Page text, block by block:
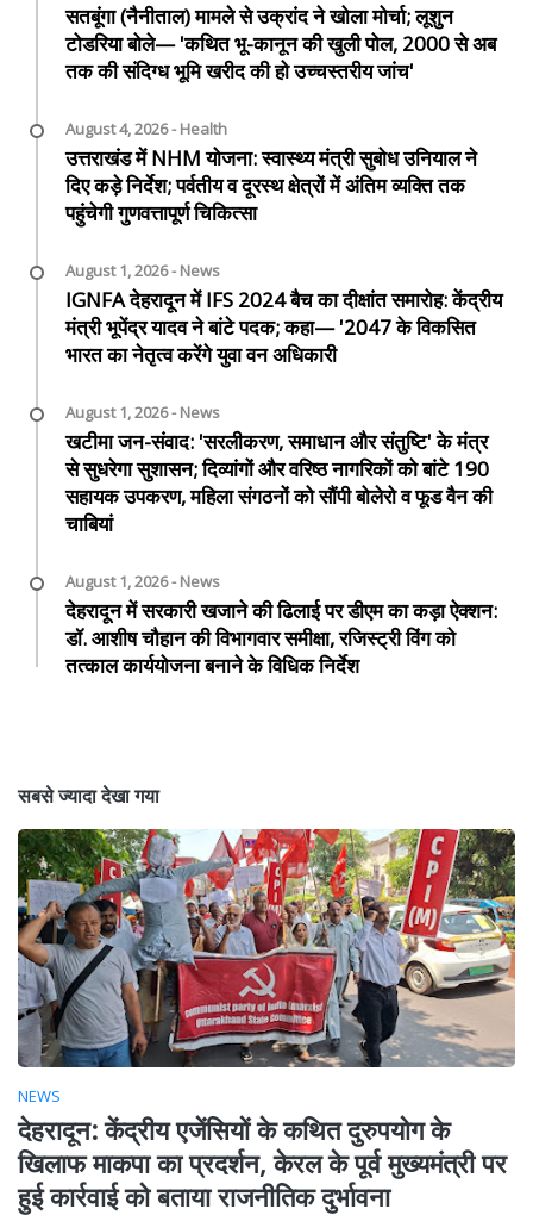
सतबूंगा (नैनीताल) मामले से उक्रांद ने खोला मोर्चा; लूशुन
टोडरिया बोले— 'कथित भू-कानून की खुली पोल, 2000 से अब
तक की संदिग्ध भूमि खरीद की हो उच्चस्तरीय जांच'
August 4, 2026 - Health
उत्तराखंड में NHM योजना: स्वास्थ्य मंत्री सुबोध उनियाल ने
दिए कड़े निर्देश; पर्वतीय व दूरस्थ क्षेत्रों में अंतिम व्यक्ति तक
पहुंचेगी गुणवत्तापूर्ण चिकित्सा
August 1, 2026 - News
IGNFA देहरादून में IFS 2024 बैच का दीक्षांत समारोह: केंद्रीय
मंत्री भूपेंद्र यादव ने बांटे पदक; कहा— '2047 के विकसित
भारत का नेतृत्व करेंगे युवा वन अधिकारी
August 1, 2026 - News
खटीमा जन-संवाद: 'सरलीकरण, समाधान और संतुष्टि' के मंत्र
से सुधरेगा सुशासन; दिव्यांगों और वरिष्ठ नागरिकों को बांटे 190
सहायक उपकरण, महिला संगठनों को सौंपी बोलेरो व फूड वैन की
चाबियां
August 1, 2026 - News
देहरादून में सरकारी खजाने की ढिलाई पर डीएम का कड़ा ऐक्शन:
डॉ. आशीष चौहान की विभागवार समीक्षा, रजिस्ट्री विंग को
तत्काल कार्ययोजना बनाने के विधिक निर्देश
सबसे ज्यादा देखा गया
NEWS
देहरादून: केंद्रीय एजेंसियों के कथित दुरुपयोग के
खिलाफ माकपा का प्रदर्शन, केरल के पूर्व मुख्यमंत्री पर
हुई कार्रवाई को बताया राजनीतिक दुर्भावना